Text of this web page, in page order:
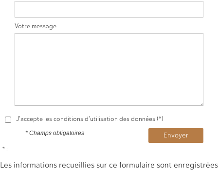
Votre message
J'accepte les conditions d'utilisation des données (*)
Envoyer
* Champs obligatoires
* :
Les informations recueillies sur ce formulaire sont enregistrées